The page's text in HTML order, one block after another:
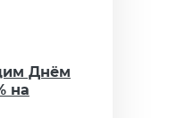
Днём
на